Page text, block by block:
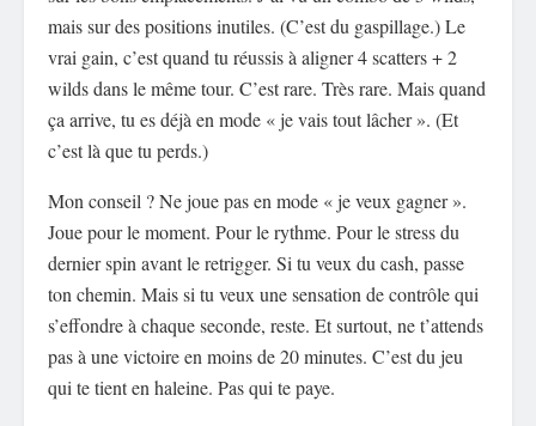
mais sur des positions inutiles. (C’est du gaspillage.) Le
vrai gain, c’est quand tu réussis à aligner 4 scatters + 2
wilds dans le même tour. C’est rare. Très rare. Mais quand
ça arrive, tu es déjà en mode « je vais tout lâcher ». (Et
c’est là que tu perds.)
Mon conseil ? Ne joue pas en mode « je veux gagner ».
Joue pour le moment. Pour le rythme. Pour le stress du
dernier spin avant le retrigger. Si tu veux du cash, passe
ton chemin. Mais si tu veux une sensation de contrôle qui
s’effondre à chaque seconde, reste. Et surtout, ne t’attends
pas à une victoire en moins de 20 minutes. C’est du jeu
qui te tient en haleine. Pas qui te paye.